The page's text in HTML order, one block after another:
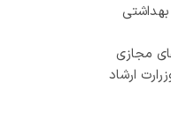
مجازی
ارشاد